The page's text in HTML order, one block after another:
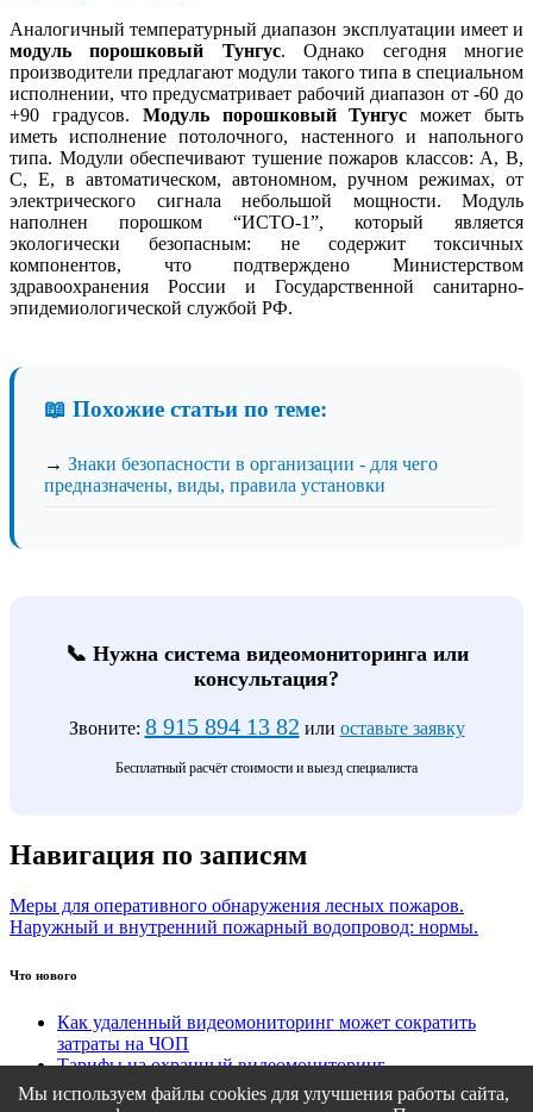
Аналогичный температурный диапазон эксплуатации имеет и
модуль порошковый Тунгус. Однако сегодня многие
производители предлагают модули такого типа в специальном
исполнении, что предусматривает рабочий диапазон от -60 до
+90 градусов. Модуль порошковый Тунгус может быть
иметь исполнение потолочного, настенного и напольного
типа. Модули обеспечивают тушение пожаров классов: A, B,
C, E, в автоматическом, автономном, ручном режимах, от
электрического сигнала небольшой мощности. Модуль
наполнен порошком “ИСТО-1”, который является
экологически безопасным: не содержит токсичных
компонентов, что подтверждено Министерством
здравоохранения России и Государственной санитарно-
эпидемиологической службой РФ.
📖 Похожие статьи по теме:
→ Знаки безопасности в организации - для чего
предназначены, виды, правила установки
📞 Нужна система видеомониторинга или
консультация?
Звоните: 8 915 894 13 82 или оставьте заявку
Бесплатный расчёт стоимости и выезд специалиста
Навигация по записям
Меры для оперативного обнаружения лесных пожаров.
Наружный и внутренний пожарный водопровод: нормы.
Что нового
Как удаленный видеомониторинг может сократить
затраты на ЧОП
Тарифы на охранный видеомониторинг
Этапы подключения удаленного видеомониторинга
Мы используем файлы cookies для улучшения работы сайта,